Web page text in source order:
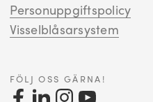
Personuppgiftspolicy
Visselblåsarsystem
FÖLJ OSS GÄRNA!